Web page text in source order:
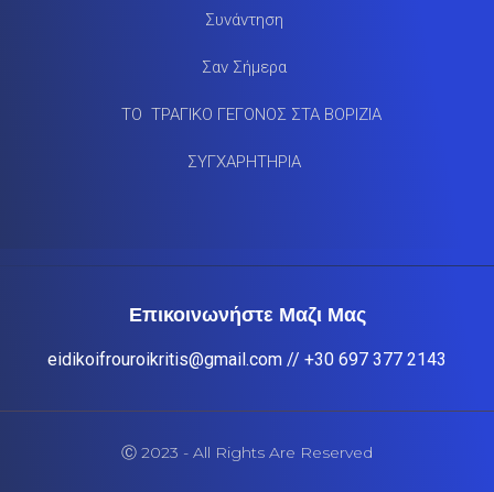
Συνάντηση
Σαν Σήμερα
ΤΟ ΤΡΑΓΙΚΟ ΓΕΓΟΝΟΣ ΣΤΑ ΒΟΡΙΖΙΑ
ΣΥΓΧΑΡΗΤΗΡΙΑ
Επικοινωνήστε Μαζι Μας
eidikoifrouroikritis@gmail.com // +30 697 377 2143
Ⓒ 2023 - All Rights Are Reserved